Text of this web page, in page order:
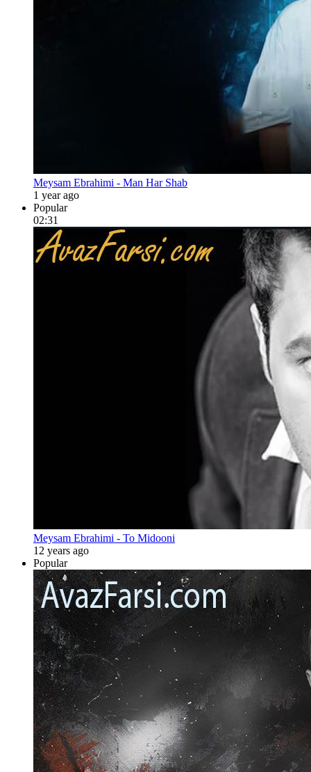
Meysam Ebrahimi - Man Har Shab
1 year ago
Popular
02:31
Meysam Ebrahimi - To Midooni
12 years ago
Popular